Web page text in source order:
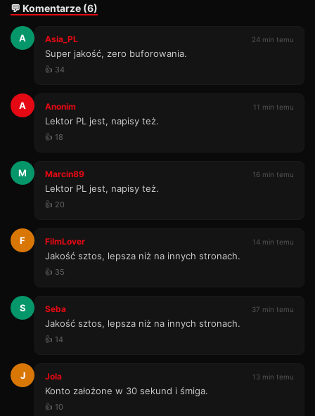
💬 Komentarze (6)
A Asia_PL 24 min temu
Super jakość, zero buforowania.
👍 34
A Anonim 11 min temu
Lektor PL jest, napisy też.
👍 18
M Marcin89 16 min temu
Lektor PL jest, napisy też.
👍 20
F FilmLover 14 min temu
Jakość sztos, lepsza niż na innych stronach.
👍 35
S Seba 37 min temu
Jakość sztos, lepsza niż na innych stronach.
👍 14
J Jola 13 min temu
Konto założone w 30 sekund i śmiga.
👍 10